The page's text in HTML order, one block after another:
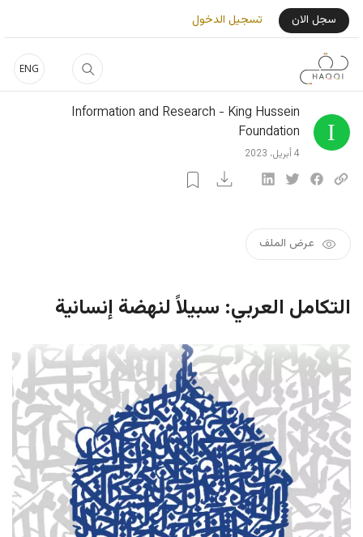
تجاوز إلى المحتوى الرئيسي
ENG
User Login Menu
سجل الان تسجيل الدخول
Information and Research - King Hussein
Foundation
4 أبريل، 2023
عرض الملف
التكامل العربي: سبيلاً لنهضة إنسانية